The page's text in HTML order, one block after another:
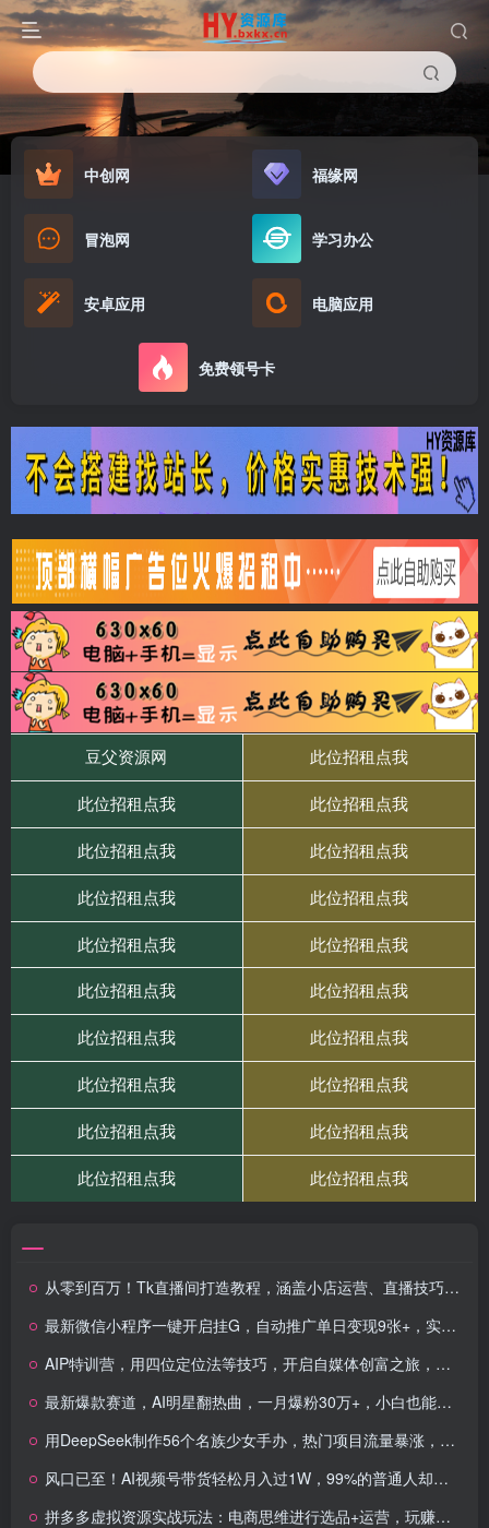
中创网 福缘网
冒泡网 学习办公
安卓应用 电脑应用
免费领号卡
从零到百万！Tk直播间打造教程，涵盖小店运营、直播技巧及短视频制作
最新微信小程序一键开启挂G，自动推广单日变现9张+，实现睡后都在挣米
AIP特训营，用四位定位法等技巧，开启自媒体创富之旅，实现全方位提升
最新爆款赛道，AI明星翻热曲，一月爆粉30万+，小白也能上手，月入轻松过万
用DeepSeek制作56个名族少女手办，热门项目流量暴涨，单日变现多张
风口已至！AI视频号带货轻松月入过1W，99%的普通人却卡在内容制作门槛
拼多多虚拟资源实战玩法：电商思维进行选品+运营，玩赚高利润虚拟产品！